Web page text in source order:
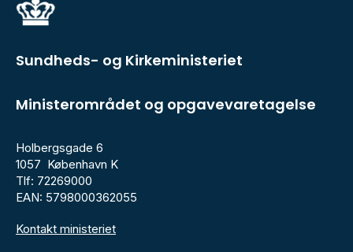
Sundheds- og Kirkeministeriet
Ministerområdet og opgavevaretagelse
Holbergsgade 6
1057 København K
Tlf: 72269000
EAN: 5798000362055
Kontakt ministeriet